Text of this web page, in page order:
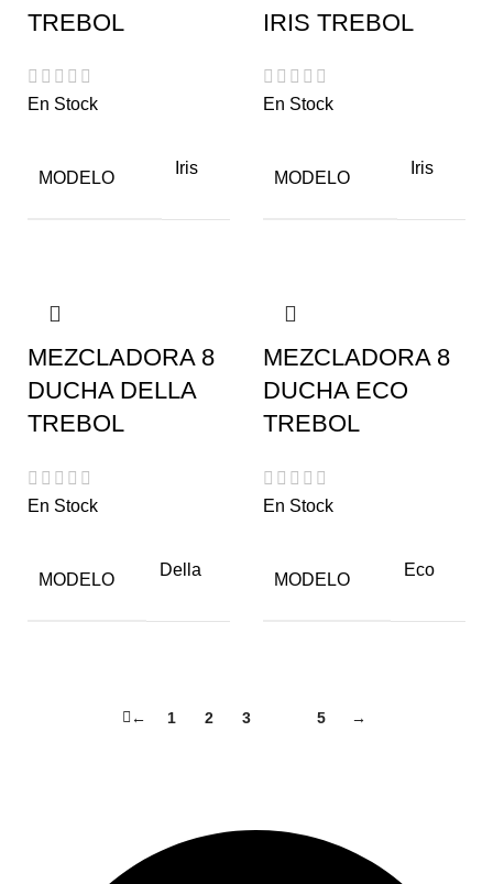
TREBOL
En Stock
MODELO
Iris
IRIS TREBOL
En Stock
MODELO
Iris
MEZCLADORA 8
DUCHA DELLA
TREBOL
En Stock
MODELO
Della
MEZCLADORA 8
DUCHA ECO
TREBOL
En Stock
MODELO
Eco
← 1 2 3 5 →